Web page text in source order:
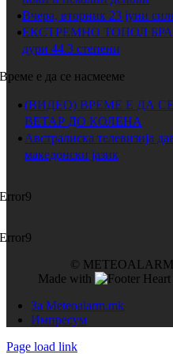
Вчера, вторник 23 јуни
ЕКСТРЕМНО ТОПОЛ
дури 44.3 степени
Време е да се насмееме
(ВИДЕО) ВРЕМЕ Е ДА
ВЕТАР ДО КОЛЕНА
Австралиска телевизија
македонски јазик
Error9
Error9
©
Made with
За Meteoalarm.mk
Импресум
Page load link